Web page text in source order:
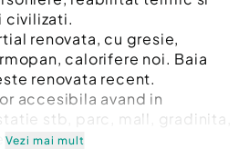
civilizati.
renovata, cu gresie,
calorifere noi. Baia
renovata recent.
accesibila avand in
stb, parc, mall, gradinita,
Vezi mai mult